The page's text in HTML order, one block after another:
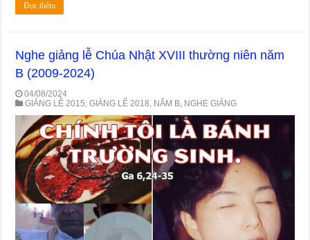
Đọc thêm
Nghe giảng lễ Chúa Nhật XVIII thường niên năm
B (2009-2024)
04/08/2024
GIẢNG LỄ 2015,GIẢNG LỄ 2018, NĂM B, NGHE GIẢNG